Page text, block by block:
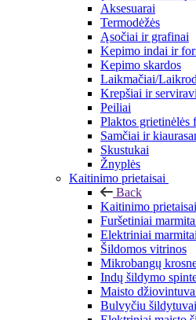
Aksesuarai
Termodėžės
Ąsočiai ir grafinai
Kepimo indai ir
Kepimo skardos
Laikmačiai/
Krepšiai ir
Peiliai
Plaktos
Samčiai ir
Skustukai
Žnyplės
Kaitinimo prietaisai
Back
Kaitinimo prietaisai
Furšetiniai
Elektriniai marmitai
Šildomos vitrinos
Mikrobangų
Indų šildymo
Maisto
Bulvyčiu šildytuvai